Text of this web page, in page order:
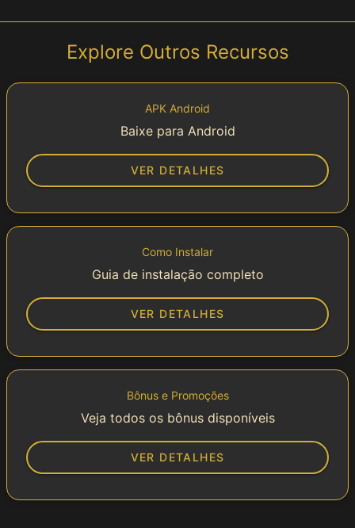
Explore Outros Recursos
APK Android
Baixe para Android
VER DETALHES
Como Instalar
Guia de instalação completo
VER DETALHES
Bônus e Promoções
Veja todos os bônus disponíveis
VER DETALHES